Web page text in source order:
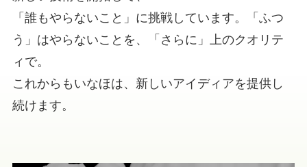
「誰もやらないこと」に挑戦しています。「ふつ
う」はやらないことを、「さらに」上のクオリテ
ィで。
これからもいなほは、新しいアイディアを提供し
続けます。